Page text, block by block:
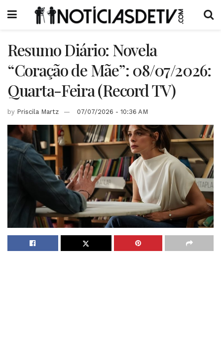
Resumo Diário: Novela
“Coração de Mãe”: 08/07/2026:
Quarta-Feira (Record TV)
by Priscila Martz 07/07/2026 - 10:36 AM